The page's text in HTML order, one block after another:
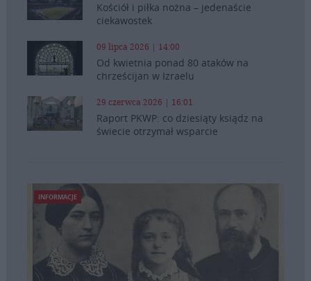
Kościół i piłka nożna – jedenaście
ciekawostek
09 lipca 2026 | 14:00
Od kwietnia ponad 80 ataków na
chrześcijan w Izraelu
29 czerwca 2026 | 16:01
Raport PKWP: co dziesiąty ksiądz na
świecie otrzymał wsparcie
INFORMACJE